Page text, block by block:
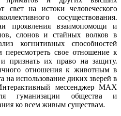
свет на истоки человеческого
сосуществования.
проявления взаимопомощи и
слонов и стайных волков в
когнитивных способностей
свое отношение к
признать их право на защиту.
отношения к животным в
на использование диких зверей в
мессенджер MAX
гуманизации общества и
ко всем живым существам.